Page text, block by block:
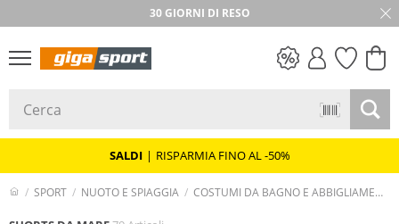
★★★★★ 4,8 / 5,0 STELLE
30 GIORNI DI RESO
SALDI | RISPARMIA FINO AL -50%
SPORT NUOTO E SPIAGGIA COSTUMI DA BAGNO E ABBIGLIAMENTO DA SPIAGGIA